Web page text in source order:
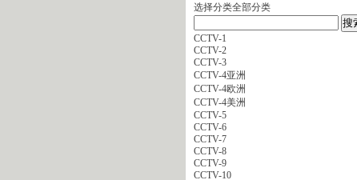
选择分类全部分类
CCTV-1
CCTV-2
CCTV-3
CCTV-4亚洲
CCTV-4欧洲
CCTV-4美洲
CCTV-5
CCTV-6
CCTV-7
CCTV-8
CCTV-9
CCTV-10